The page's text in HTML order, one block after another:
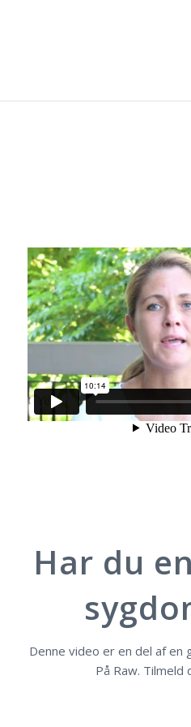
Har du
Denne video er en del af en
På Raw.